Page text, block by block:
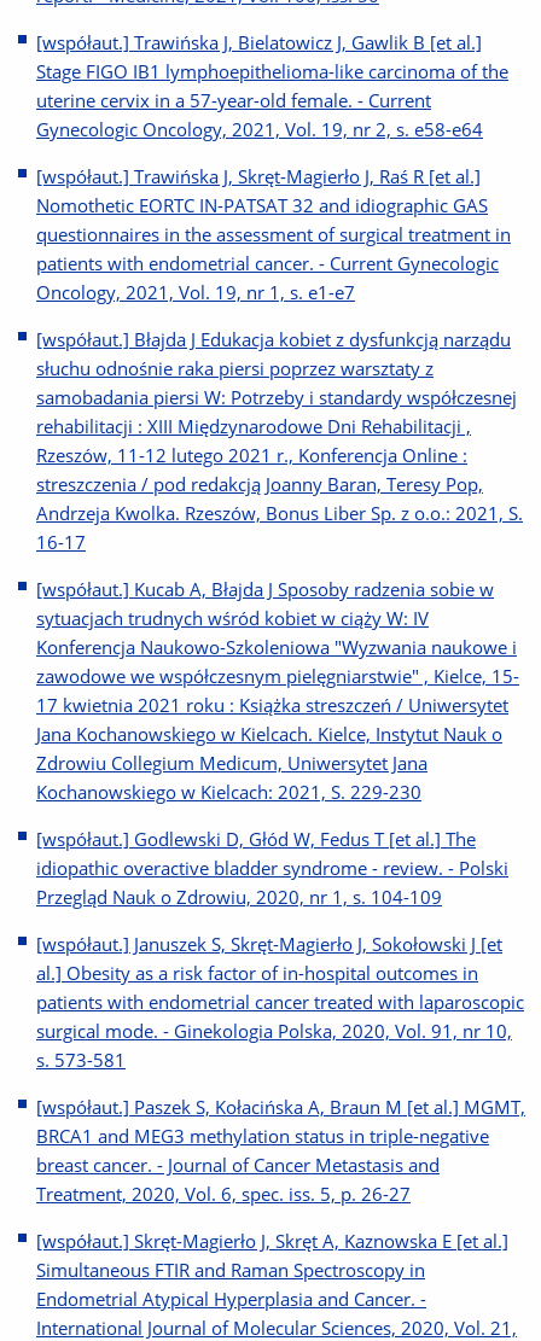
[współaut.] Trawińska J, Bielatowicz J, Gawlik B [et al.]
Stage FIGO IB1 lymphoepithelioma-like carcinoma of the
uterine cervix in a 57-year-old female. - Current
Gynecologic Oncology, 2021, Vol. 19, nr 2, s. e58-e64
[współaut.] Trawińska J, Skręt-Magierło J, Raś R [et al.]
Nomothetic EORTC IN-PATSAT 32 and idiographic GAS
questionnaires in the assessment of surgical treatment in
patients with endometrial cancer. - Current Gynecologic
Oncology, 2021, Vol. 19, nr 1, s. e1-e7
[współaut.] Błajda J Edukacja kobiet z dysfunkcją narządu
słuchu odnośnie raka piersi poprzez warsztaty z
samobadania piersi W: Potrzeby i standardy współczesnej
rehabilitacji : XIII Międzynarodowe Dni Rehabilitacji ,
Rzeszów, 11-12 lutego 2021 r., Konferencja Online :
streszczenia / pod redakcją Joanny Baran, Teresy Pop,
Andrzeja Kwolka. Rzeszów, Bonus Liber Sp. z o.o.: 2021, S.
16-17
[współaut.] Kucab A, Błajda J Sposoby radzenia sobie w
sytuacjach trudnych wśród kobiet w ciąży W: IV
Konferencja Naukowo-Szkoleniowa "Wyzwania naukowe i
zawodowe we współczesnym pielęgniarstwie" , Kielce, 15-
17 kwietnia 2021 roku : Książka streszczeń / Uniwersytet
Jana Kochanowskiego w Kielcach. Kielce, Instytut Nauk o
Zdrowiu Collegium Medicum, Uniwersytet Jana
Kochanowskiego w Kielcach: 2021, S. 229-230
[współaut.] Godlewski D, Głód W, Fedus T [et al.] The
idiopathic overactive bladder syndrome - review. - Polski
Przegląd Nauk o Zdrowiu, 2020, nr 1, s. 104-109
[współaut.] Januszek S, Skręt-Magierło J, Sokołowski J [et
al.] Obesity as a risk factor of in-hospital outcomes in
patients with endometrial cancer treated with laparoscopic
surgical mode. - Ginekologia Polska, 2020, Vol. 91, nr 10,
s. 573-581
[współaut.] Paszek S, Kołacińska A, Braun M [et al.] MGMT,
BRCA1 and MEG3 methylation status in triple-negative
breast cancer. - Journal of Cancer Metastasis and
Treatment, 2020, Vol. 6, spec. iss. 5, p. 26-27
[współaut.] Skręt-Magierło J, Skręt A, Kaznowska E [et al.]
Simultaneous FTIR and Raman Spectroscopy in
Endometrial Atypical Hyperplasia and Cancer. -
International Journal of Molecular Sciences, 2020, Vol. 21,